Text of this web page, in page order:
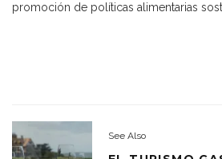
promoción de políticas alimentarias
See Also